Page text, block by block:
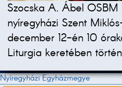
Szocska A. Ábel
nyíregyházi Szent
december 12-én 10
Liturgia keretében
Nyíregyházi Egyházmegye